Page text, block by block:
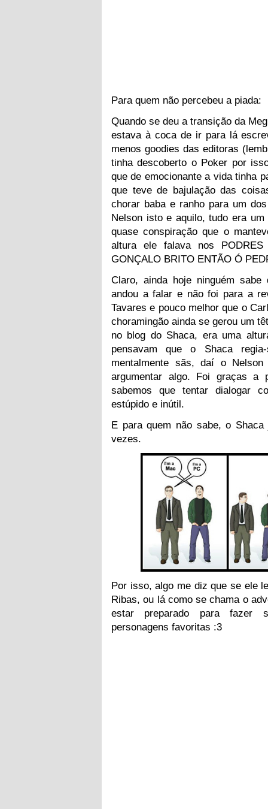
Para quem não percebeu a piada:
Quando se deu a transição da
estava à coca de ir para lá
menos goodies das editoras
tinha descoberto o Poker por
que de emocionante a vida tinha
que teve de bajulação das
chorar baba e ranho para um
Nelson isto e aquilo, tudo era
quase conspiração que o
altura ele falava nos
GONÇALO BRITO ENTÃO Ó
Claro, ainda hoje ninguém
andou a falar e não foi para a
Tavares e pouco melhor que o
choramingão ainda se gerou um
no blog do Shaca, era uma
pensavam que o Shaca
mentalmente sãs, daí o
argumentar algo. Foi graças a
sabemos que tentar dialogar
estúpido e inútil.
E para quem não sabe, o
vezes.
Por isso, algo me diz que se ele
Ribas, ou lá como se chama o
estar preparado para fazer
personagens favoritas :3